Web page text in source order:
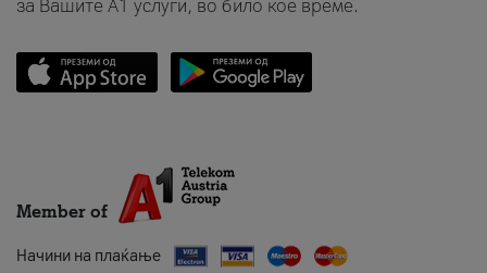
за Вашите A1 услуги, во било кое време.
Member of
Начини на плаќање